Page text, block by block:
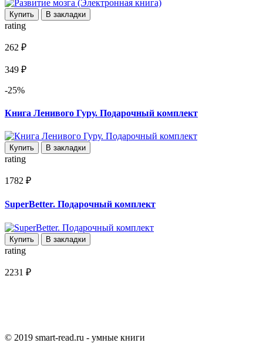
Купить В закладки
rating
262 ₽
349 ₽
-25%
Книга Ленивого Гуру. Подарочный комплект
Купить В закладки
rating
1782 ₽
SuperBetter. Подарочный комплект
Купить В закладки
rating
2231 ₽
© 2019 smart-read.ru - умные книги